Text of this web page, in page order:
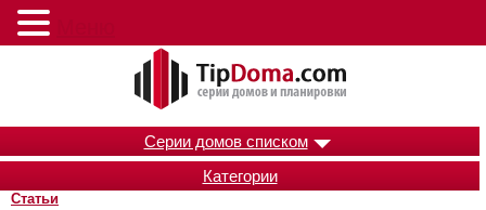
Серии домов списком
Категории
Статьи